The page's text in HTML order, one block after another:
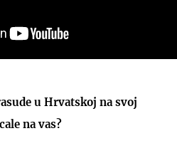
u Hrvatskoj na svoj
na vas?